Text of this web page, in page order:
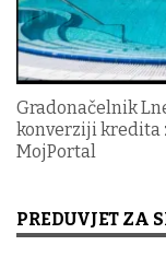
Gradonačelnik
konverziji kredita
MojPortal
PREDUVJET ZA